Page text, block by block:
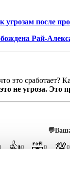
угрозам после
Рай-
сработает?
не угроза. Это
💬
👍0 🤣0 💯0